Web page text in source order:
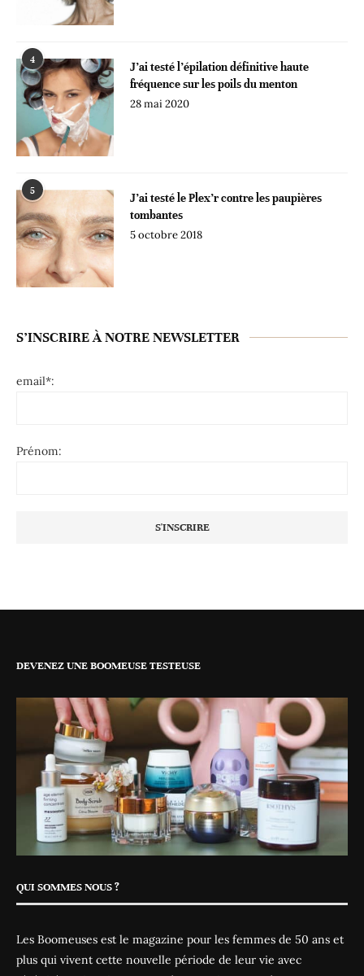
4
J’ai testé l’épilation définitive haute
fréquence sur les poils du menton
28 mai 2020
5
J’ai testé le Plex’r contre les paupières
tombantes
5 octobre 2018
S’INSCRIRE À NOTRE NEWSLETTER
email*:
Prénom:
DEVENEZ UNE BOOMEUSE TESTEUSE
QUI SOMMES NOUS ?
Les Boomeuses est le magazine pour les femmes de 50 ans et
plus qui vivent cette nouvelle période de leur vie avec